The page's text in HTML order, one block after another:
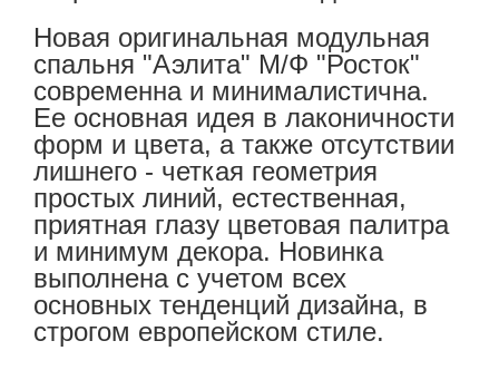
Новая оригинальная модульная
спальня "Аэлита" М/Ф "Росток"
современна и минималистична.
Ее основная идея в лаконичности
форм и цвета, а также отсутствии
лишнего - четкая геометрия
простых линий, естественная,
приятная глазу цветовая палитра
и минимум декора. Новинка
выполнена с учетом всех
основных тенденций дизайна, в
строгом европейском стиле.